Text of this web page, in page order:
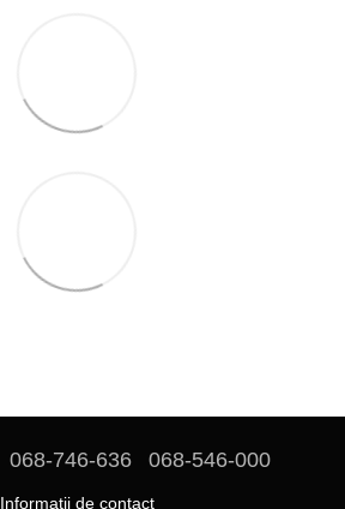
068-746-636 068-546-000
Informații de contact